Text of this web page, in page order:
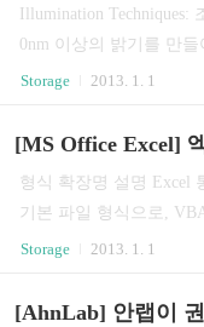
대해 고려..
Look up America1976(
Coca-Cola 마시자, 코카
좋고 상쾌한1917Three
Illumination
0nm 이상의 밝기를 만
조명은 가능한 고르게
십시오. 이를 통해 조명
꽉 채우세요 형광의 밝
니다. 따라서 뷰파인더
미지로 가득 찰 때까지
를 이용한다면, 현상소
Storage 2013. 1. 1
형식 확장명 설명 Excel
기본 파일 형식으로,
다. Excel 매크로 사용 통
니다. Excel 바이너리 통
Storage 2013. 1. 1